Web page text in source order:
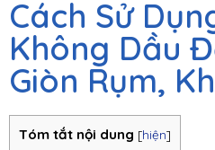
Cách Sử
Không Dầu
Giòn Rụm,
Tóm tắt nội dung [hiện]